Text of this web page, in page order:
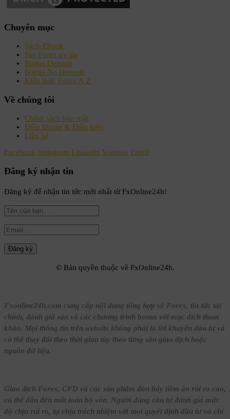
Chuyên mục
Sách-Ebook
Sàn Forex uy tín
Bonus Deposit
Bonus No Deposit
Kiến thức Forex A-Z
Về chúng tôi
Chính sách bảo mật
Điều khoản & Điều kiện
Liên hệ
Facebook Instagram Linkedin Youtube Email
Đăng ký nhận tin
Đăng ký để nhận tin tức mới nhất từ FxOnline24h!
© Bản quyền thuộc về FxOnline24h.
Fxonline24h.com cung cấp nội dung tổng hợp về Forex, tin tức tài
chính, đánh giá sàn và các chương trình bonus với mục đích tham
khảo. Mọi thông tin trên website không phải là lời khuyên đầu tư và
có thể thay đổi theo thời gian tùy theo từng sàn giao dịch hoặc
nguồn dữ liệu.
Giao dịch Forex, CFD và các sản phẩm đòn bẩy tiềm ẩn rủi ro cao,
có thể dẫn đến mất toàn bộ vốn. Người dùng cần tự đánh giá mức
độ chịu rủi ro, tự chịu trách nhiệm với mọi quyết định đầu tư và chỉ